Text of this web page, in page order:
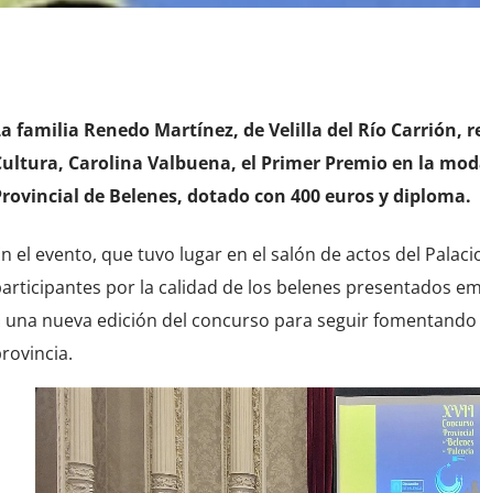
familia Renedo Martínez, de Velilla del Río Carrión,
Carolina Valbuena, el Primer Premio en la
de Belenes, dotado con 400 euros y diploma.
el evento, que tuvo lugar en el salón de actos del
por la calidad de los belenes presentados
una nueva edición del concurso para seguir